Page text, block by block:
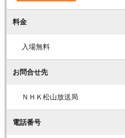
料金
入場無料
お問合せ先
ＮＨＫ松山放送局
電話番号